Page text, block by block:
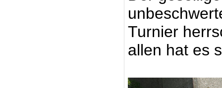
Turnier
allen hat es